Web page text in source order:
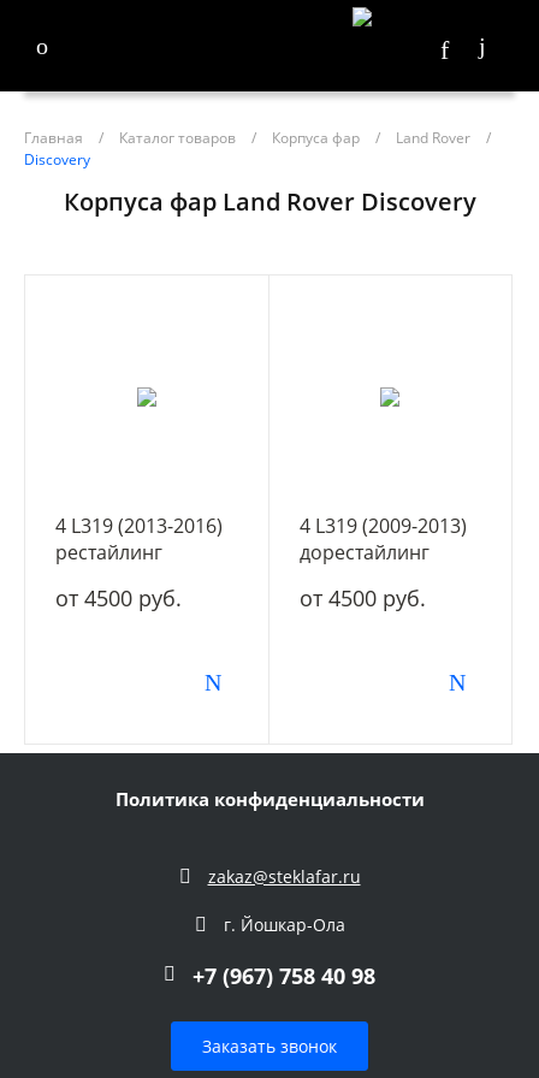
Главная / Каталог товаров / Корпуса фар / Land Rover
/
Discovery
Корпуса фар Land Rover Discovery
4 L319 (2013-2016)
рестайлинг
от 4500 руб.
4 L319 (2009-2013)
дорестайлинг
от 4500 руб.
Политика конфиденциальности
zakaz@steklafar.ru
г. Йошкар-Ола
+7 (967) 758 40 98
Заказать звонок